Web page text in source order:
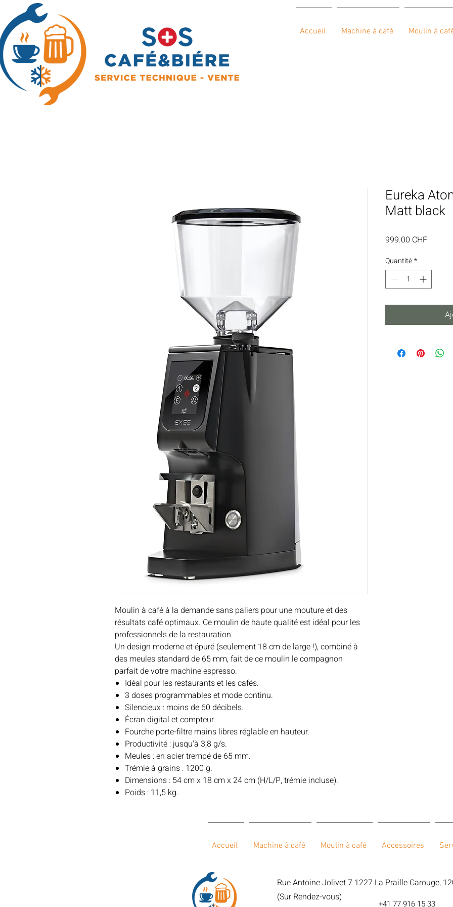
Accueil Machine à café Moulin à
Moulin à café à la demande sans paliers pour une mouture et des
résultats café optimaux. Ce moulin de haute qualité est idéal pour les
professionnels de la restauration.
Un design moderne et épuré (seulement 18 cm de large !), combiné à
des meules standard de 65 mm, fait de ce moulin le compagnon
parfait de votre machine espresso.
Idéal pour les restaurants et les cafés.
3 doses programmables et mode continu.
Silencieux : moins de 60 décibels.
Écran digital et compteur.
Fourche porte-filtre mains libres réglable en hauteur.
Productivité : jusqu'à 3,8 g/s.
Meules : en acier trempé de 65 mm.
Trémie à grains : 1200 g.
Dimensions : 54 cm x 18 cm x 24 cm (H/L/P, trémie incluse).
Poids : 11,5 kg.
Eureka
Matt black
999.00 CHFPrix
Quantité*
Accueil Machine à café Moulin à café Accessoires
Rue Antoine Jolivet 7 1227 La Praille Carouge,
(Sur Rendez-vous)
+41 77 916 15 33